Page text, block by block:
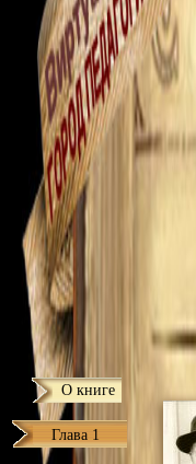
О книге
Глава 1